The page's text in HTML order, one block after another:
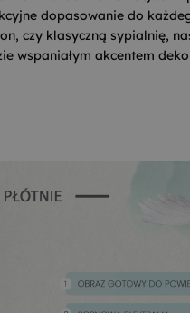
dopasowanie do
czy klasyczną sypialnię,
wspaniałym akcentem